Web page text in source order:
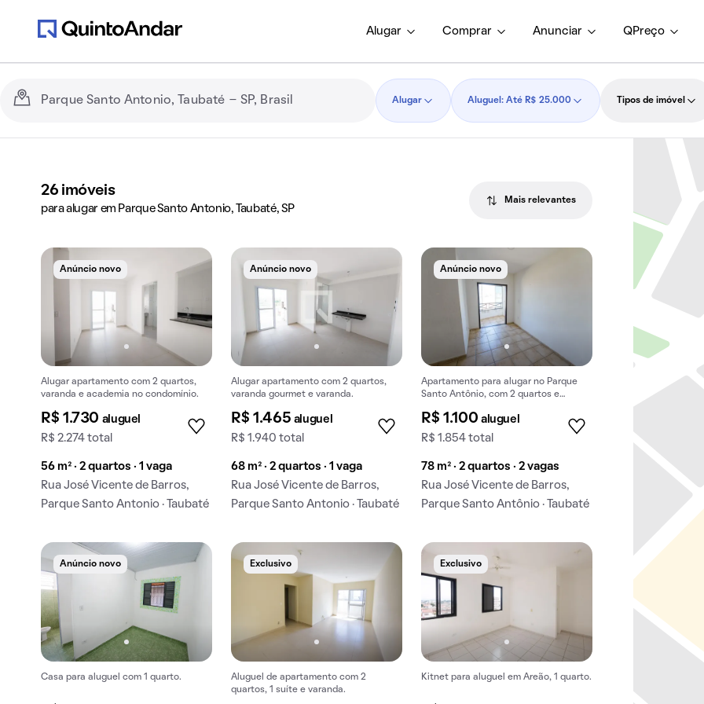
Alugar Comprar Anunciar QPreço
Alugar Aluguel: Até R$ 25.000 Tipos de imóvel
26 imóveis
para alugar em Parque Santo Antonio, Taubaté, SP
Mais relevantes
Anúncio novo
Alugar apartamento com 2 quartos,
varanda e academia no condomínio.
R$ 1.730 aluguel
R$ 2.274 total
56 m² · 2 quartos · 1 vaga
Rua José Vicente de Barros,
Parque Santo Antonio · Taubaté
Anúncio novo
Alugar apartamento com 2 quartos,
varanda gourmet e varanda.
R$ 1.465 aluguel
R$ 1.940 total
68 m² · 2 quartos · 1 vaga
Rua José Vicente de Barros,
Parque Santo Antonio · Taubaté
Anúncio novo
Apartamento para alugar no Parque
Santo Antônio, com 2 quartos e
R$ 1.100 aluguel
R$ 1.854 total
78 m² · 2 quartos · 2 vagas
Rua José Vicente de Barros,
Parque Santo Antônio · Taubaté
Anúncio novo
Casa para aluguel com 1 quarto.
Exclusivo
Aluguel de apartamento com 2
quartos, 1 suíte e varanda.
Exclusivo
Kitnet para aluguel em Areão, 1 quarto.